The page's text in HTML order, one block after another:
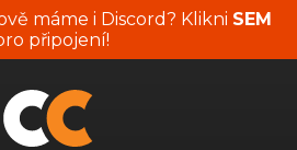
máme i Discord? Klikni SEM
připojení!